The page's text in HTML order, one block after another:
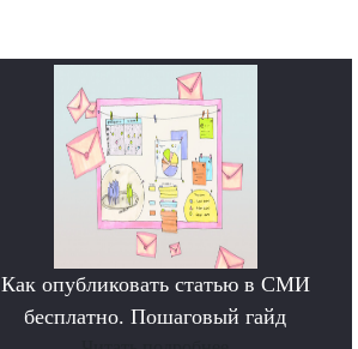
Как опубликовать статью в СМИ
бесплатно. Пошаговый гайд